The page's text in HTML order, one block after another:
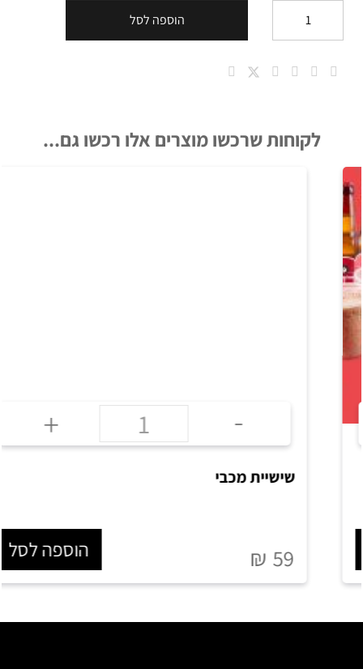
כמות
שישיית
הוספה לסל
לקוחות שרכשו מוצרים אלו רכשו גם...
שישיית מכבי
₪ הוספה לסל